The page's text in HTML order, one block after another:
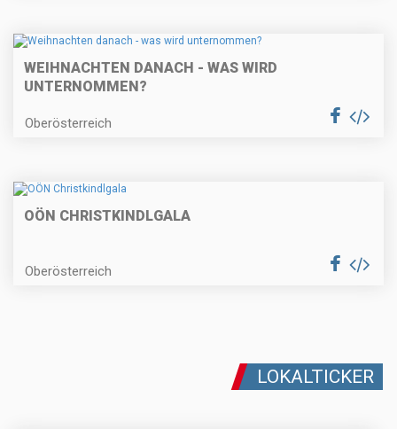
WEIHNACHTEN DANACH - WAS WIRD
UNTERNOMMEN?
Oberösterreich
OÖN CHRISTKINDLGALA
Oberösterreich
LOKALTICKER